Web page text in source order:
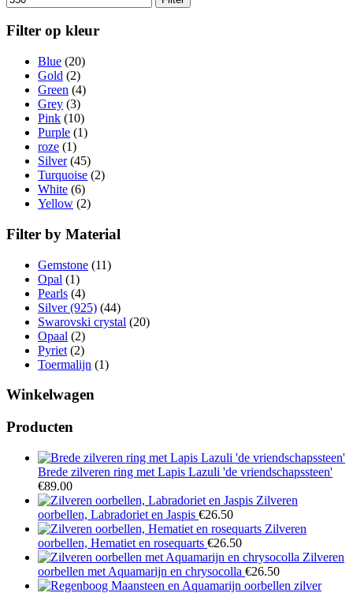
Filter op kleur
Blue (20)
Gold (2)
Green (4)
Grey (3)
Pink (10)
Purple (1)
roze (1)
Silver (45)
Turquoise (2)
White (6)
Yellow (2)
Filter by Material
Gemstone (11)
Opal (1)
Pearls (4)
Silver (925) (44)
Swarovski crystal (20)
Opaal (2)
Pyriet (2)
Toermalijn (1)
Winkelwagen
Producten
Brede zilveren ring met Lapis Lazuli 'de vriendschapssteen'
€89.00
Zilveren
oorbellen, Labradoriet en Jaspis €26.50
Zilveren
oorbellen, Hematiet en rosequarts €26.50
Zilveren
oorbellen met Aquamarijn en chrysocolla €26.50